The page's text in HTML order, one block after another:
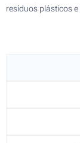
resíduos plásticos